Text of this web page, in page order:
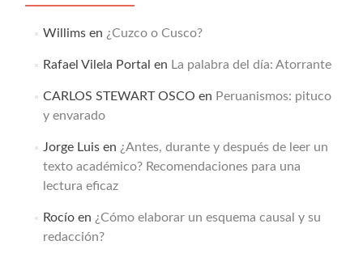
Willimsen ¿Cuzco o Cusco?
Rafael Vilela Portal en La palabra del día: Atorrante
CARLOS STEWART OSCO en Peruanismos: pituco
y envarado
Jorge Luisen ¿Antes, durante y después de leer un
texto académico? Recomendaciones para una
lectura eficaz
Rocíoen ¿Cómo elaborar un esquema causal y su
redacción?